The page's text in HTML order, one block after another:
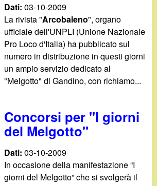
Dati:03-10-2009
La rivista "Arcobaleno", organo
ufficiale dell'UNPLI (Unione Nazionale
Pro Loco d'Italia) ha pubblicato sul
numero in distribuzione in questi giorni
un ampio servizio dedicato al
"Melgotto" di Gandino, con richiamo...
Concorsi per "I giorni
del Melgotto"
Dati:03-10-2009
In occasione della manifestazione “I
giorni del Melgotto” che si svolgerà il